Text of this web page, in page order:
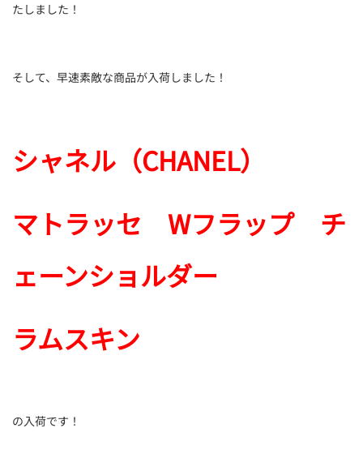
たしました！
そして、早速素敵な商品が入荷しました！
シャネル（CHANEL）
マトラッセ Wフラップ チ
ェーンショルダー
ラムスキン
の入荷です！